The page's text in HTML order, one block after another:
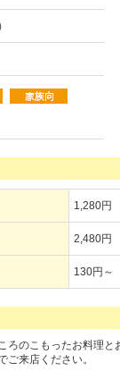
1,280円
2,480円
130円～
のこもったお料理
来店ください。